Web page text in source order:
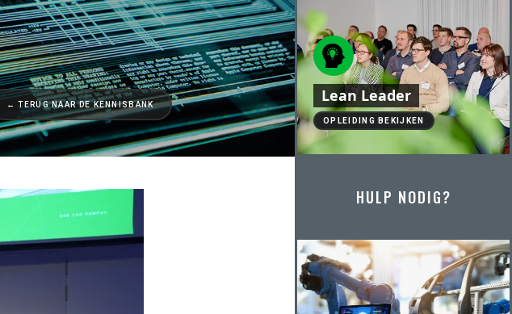
← TERUG NAAR DE KENNISBANK Lean Leader
OPLEIDING BEKIJKEN
HULP NODIG?